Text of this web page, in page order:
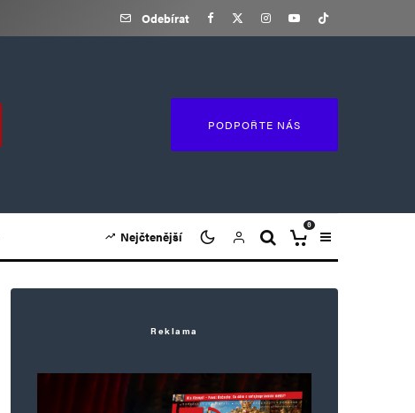
Odebírat
PODPOŘTE NÁS
Nejčtenější
0
Reklama